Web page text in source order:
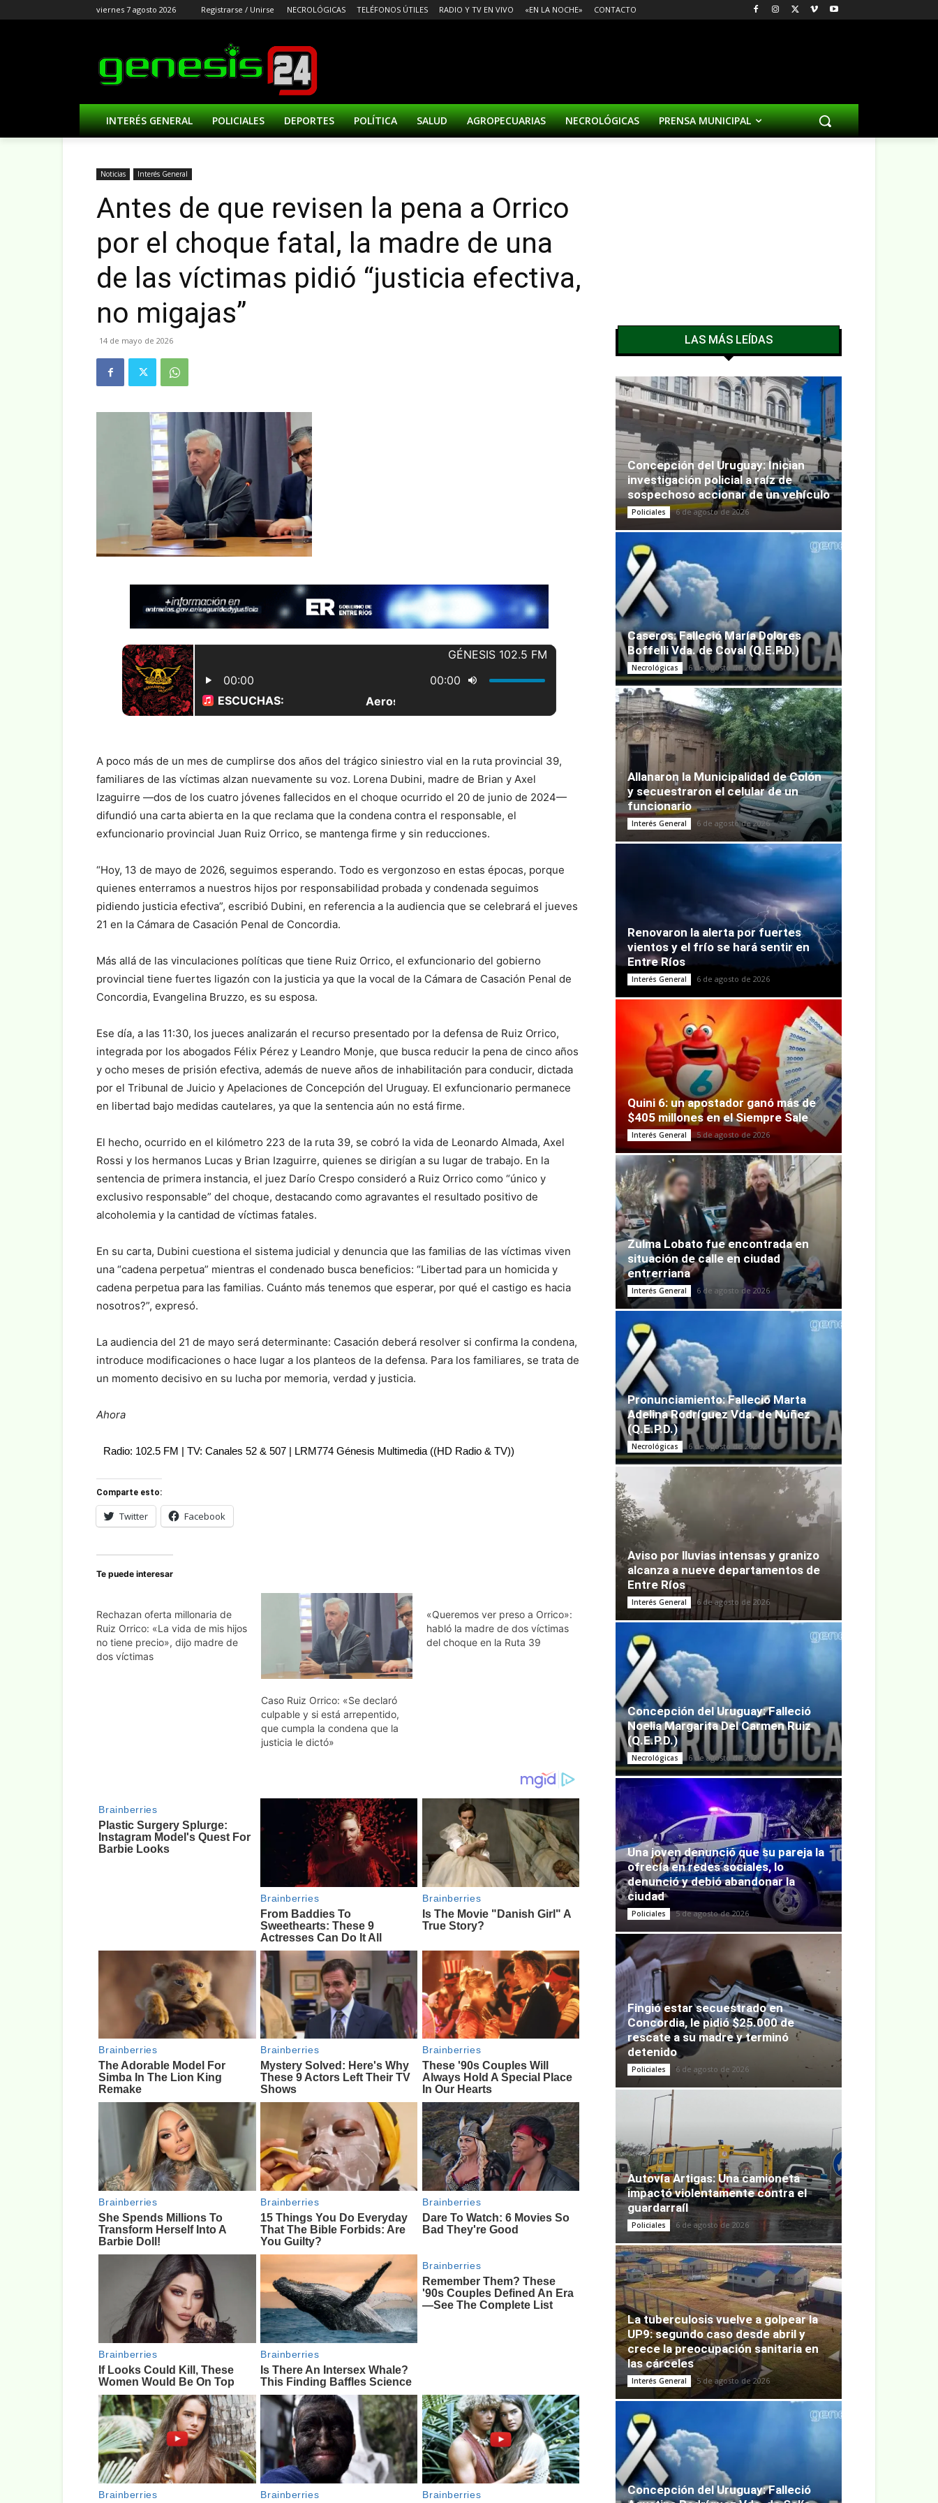
viernes 7 agosto 2026 Registrarse / Unirse NECROLÓGICAS TELÉFONOS ÚTILES RADIO Y TV EN VIVO «EN LA NOCHE» CONTACTO
INTERÉS GENERAL POLICIALES DEPORTES POLÍTICA SALUD AGROPECUARIAS NECROLÓGICAS PRENSA MUNICIPAL
Noticias Interés General
Antes de que revisen la pena a Orrico
por el choque fatal, la madre de una
de las víctimas pidió “justicia efectiva,
no migajas”
14 de mayo de 2026
A poco más de un mes de cumplirse dos años del trágico siniestro vial en la ruta provincial 39,
familiares de las víctimas alzan nuevamente su voz. Lorena Dubini, madre de Brian y Axel
Izaguirre —dos de los cuatro jóvenes fallecidos en el choque ocurrido el 20 de junio de 2024—
difundió una carta abierta en la que reclama que la condena contra el responsable, el
exfuncionario provincial Juan Ruiz Orrico, se mantenga firme y sin reducciones.
“Hoy, 13 de mayo de 2026, seguimos esperando. Todo es vergonzoso en estas épocas, porque
quienes enterramos a nuestros hijos por responsabilidad probada y condenada seguimos
pidiendo justicia efectiva”, escribió Dubini, en referencia a la audiencia que se celebrará el jueves
21 en la Cámara de Casación Penal de Concordia.
Más allá de las vinculaciones políticas que tiene Ruiz Orrico, el exfuncionario del gobierno
provincial tiene fuertes ligazón con la justicia ya que la vocal de la Cámara de Casación Penal de
Concordia, Evangelina Bruzzo, es su esposa.
Ese día, a las 11:30, los jueces analizarán el recurso presentado por la defensa de Ruiz Orrico,
integrada por los abogados Félix Pérez y Leandro Monje, que busca reducir la pena de cinco años
y ocho meses de prisión efectiva, además de nueve años de inhabilitación para conducir, dictada
por el Tribunal de Juicio y Apelaciones de Concepción del Uruguay. El exfuncionario permanece
en libertad bajo medidas cautelares, ya que la sentencia aún no está firme.
El hecho, ocurrido en el kilómetro 223 de la ruta 39, se cobró la vida de Leonardo Almada, Axel
Rossi y los hermanos Lucas y Brian Izaguirre, quienes se dirigían a su lugar de trabajo. En la
sentencia de primera instancia, el juez Darío Crespo consideró a Ruiz Orrico como “único y
exclusivo responsable” del choque, destacando como agravantes el resultado positivo de
alcoholemia y la cantidad de víctimas fatales.
En su carta, Dubini cuestiona el sistema judicial y denuncia que las familias de las víctimas viven
una “cadena perpetua” mientras el condenado busca beneficios: “Libertad para un homicida y
cadena perpetua para las familias. Cuánto más tenemos que esperar, por qué el castigo es hacia
nosotros?”, expresó.
La audiencia del 21 de mayo será determinante: Casación deberá resolver si confirma la condena,
introduce modificaciones o hace lugar a los planteos de la defensa. Para los familiares, se trata de
un momento decisivo en su lucha por memoria, verdad y justicia.
Ahora
Radio: 102.5 FM | TV: Canales 52 & 507 | LRM774 Génesis Multimedia ((HD Radio & TV))
Comparte esto:
Twitter Facebook
Te puede interesar
Rechazan oferta millonaria de
Ruiz Orrico: «La vida de mis hijos
no tiene precio», dijo madre de
dos víctimas
Caso Ruiz Orrico: «Se declaró
culpable y si está arrepentido,
que cumpla la condena que la
justicia le dictó»
«Queremos ver preso a Orrico»:
habló la madre de dos víctimas
del choque en la Ruta 39
LAS MÁS LEÍDAS
Concepción del Uruguay: Inician
investigación policial a raíz de
sospechoso accionar de un vehículo
Policiales 6 de agosto de 2026
Caseros: Falleció María Dolores
Boffelli Vda. de Coval (Q.E.P.D.)
Necrológicas 6 de agosto de 2026
Allanaron la Municipalidad de Colón
y secuestraron el celular de un
funcionario
Interés General 6 de agosto de 2026
Renovaron la alerta por fuertes
vientos y el frío se hará sentir en
Entre Ríos
Interés General 6 de agosto de 2026
Quini 6: un apostador ganó más de
$405 millones en el Siempre Sale
Interés General 5 de agosto de 2026
Zulma Lobato fue encontrada en
situación de calle en ciudad
entrerriana
Interés General 6 de agosto de 2026
Pronunciamiento: Falleció Marta
Adelina Rodríguez Vda. de Núñez
(Q.E.P.D.)
Necrológicas 6 de agosto de 2026
Aviso por lluvias intensas y granizo
alcanza a nueve departamentos de
Entre Ríos
Interés General 6 de agosto de 2026
Concepción del Uruguay: Falleció
Noelia Margarita Del Carmen Ruiz
(Q.E.P.D.)
Necrológicas 6 de agosto de 2026
Una joven denunció que su pareja la
ofrecía en redes sociales, lo
denunció y debió abandonar la
ciudad
Policiales 5 de agosto de 2026
Fingió estar secuestrado en
Concordia, le pidió $25.000 de
rescate a su madre y terminó
detenido
Policiales 6 de agosto de 2026
Autovía Artigas: Una camioneta
impactó violentamente contra el
guardarraíl
Policiales 6 de agosto de 2026
La tuberculosis vuelve a golpear la
UP9: segundo caso desde abril y
crece la preocupación sanitaria en
las cárceles
Interés General 5 de agosto de 2026
Concepción del Uruguay: Falleció